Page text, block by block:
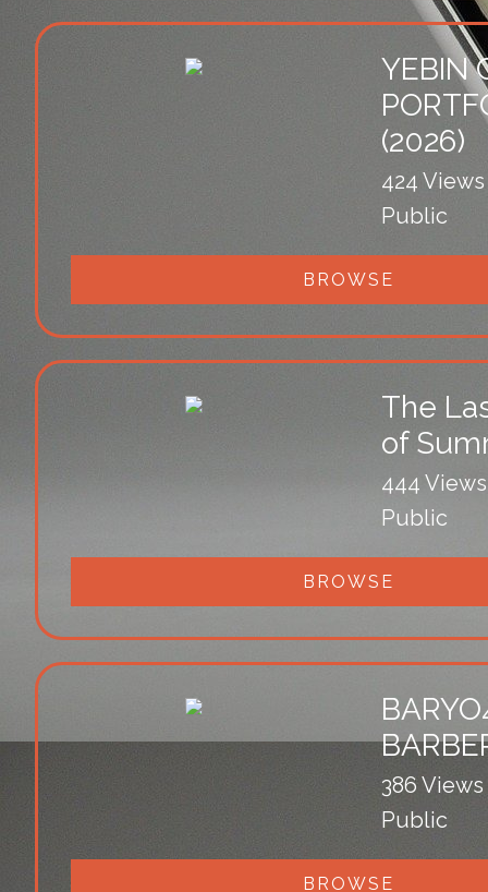
YEBIN
(2026)
424 Views
Public
BROWSE
The
of
444 Views
Public
BROWSE
386 Views
Public
BROWSE